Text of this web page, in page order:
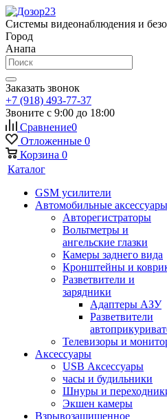
Системы видеонаблюдения и
Город
Анапа
Заказать звонок
+7 (918) 493-77-37
Звоните с 9:00 до 18:00
Сравнение0
Отложенные 0
Корзина 0
Каталог
GSM усилители
Автомобильные аксессуары
Авторегистраторы
Вольтметры и
ангельские глазки
Камеры заднего вида
Кронштейны и
Разветвители и
зарядники
Адаптеры АЗУ
Разветвители
Телевизоры и
Аксессуары
USB Аксессуары
часы и будильники
Шнуры и
Экшен камеры
Взрывозащищенное